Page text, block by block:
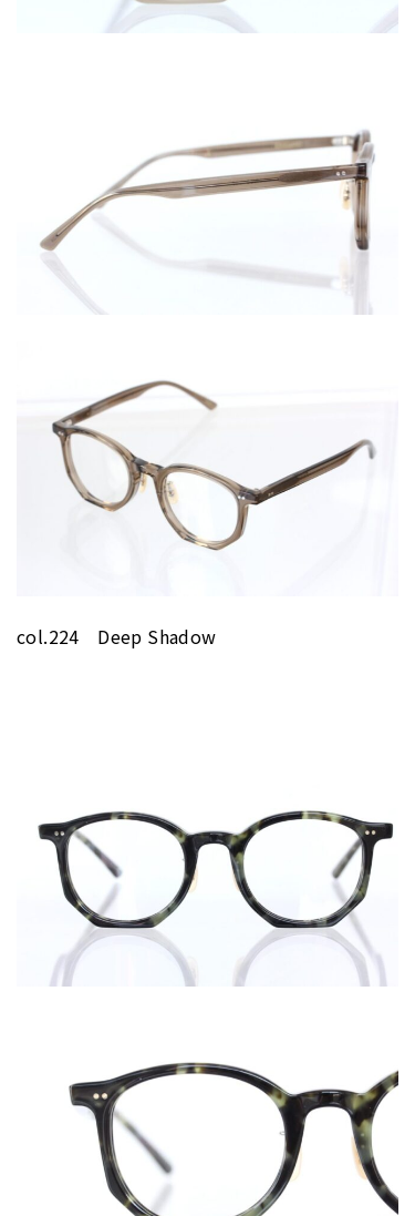
col.224 Deep Shadow